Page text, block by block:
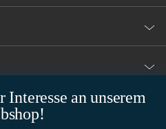
an unserem